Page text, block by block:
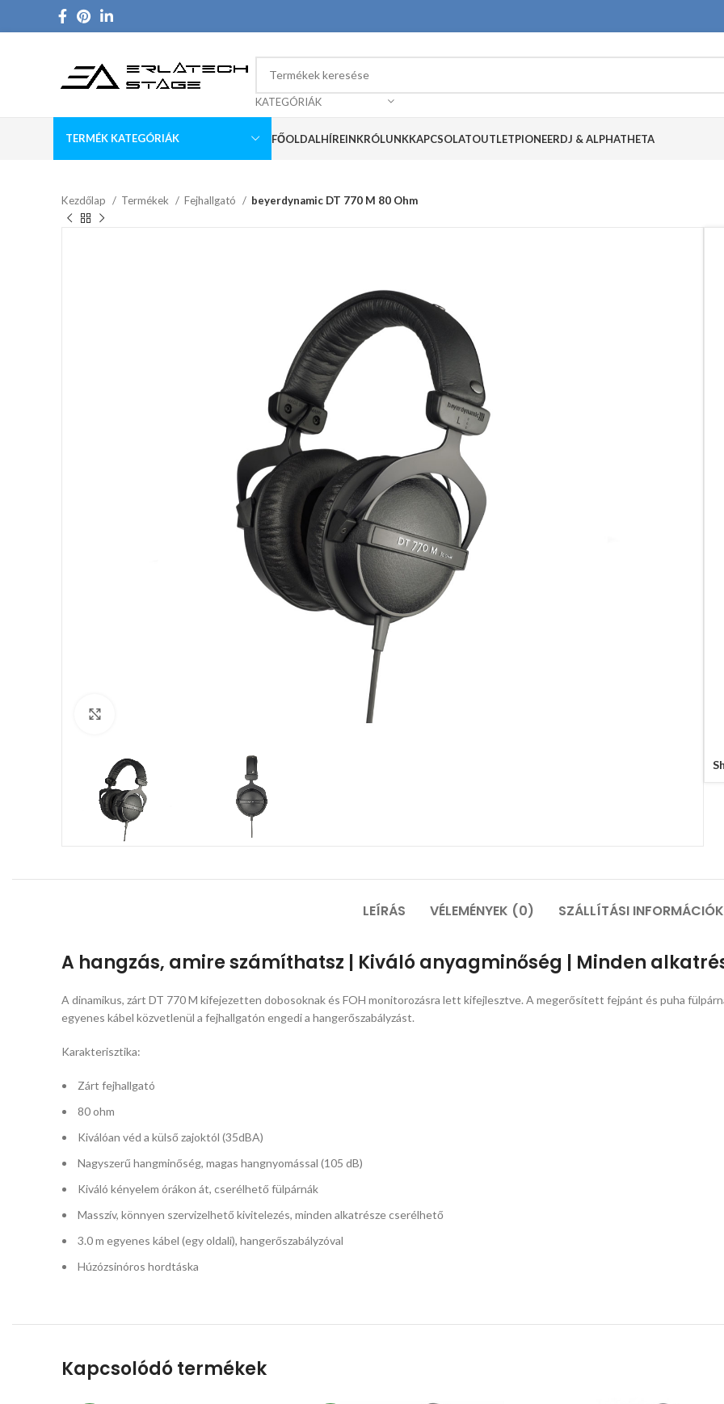
KATEGÓRIÁK
TERMÉK KATEGÓRIÁK FŐOLDALHÍREINKRÓLUNKKAPCSOLATOUTLETPIONEERDJ & ALPHATHETA
Kezdőlap Termékek Fejhallgató beyerdynamic DT 770 M 80 Ohm
LEÍRÁS VÉLEMÉNYEK (0) SZÁLLÍTÁSI INFORMÁCIÓK
A hangzás, amire számíthatsz | Kiváló anyagminőség | Minden
A dinamikus, zárt DT 770 M kifejezetten dobosoknak és FOH monitorozásra lett kifejlesztve. A megerősített fejpánt és puha
egyenes kábel közvetlenül a fejhallgatón engedi a hangerőszabályzást.
Karakterisztika:
Zárt fejhallgató
80 ohm
Kiválóan véd a külső zajoktól (35dBA)
Nagyszerű hangminőség, magas hangnyomással (105 dB)
Kiváló kényelem órákon át, cserélhető fülpárnák
Masszív, könnyen szervizelhető kivitelezés, minden alkatrésze cserélhető
3.0 m egyenes kábel (egy oldali), hangerőszabályzóval
Húzózsinóros hordtáska
Kapcsolódó termékek